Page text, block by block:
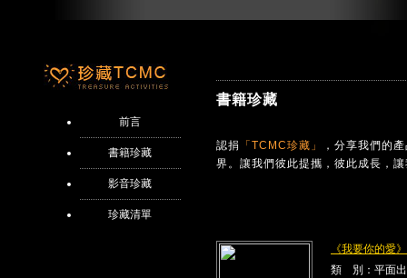
前言
書籍珍藏
影音珍藏
珍藏清單
書籍珍藏
認捐 「TCMC珍藏」
，分享我們的
界。讓我們彼此提攜，彼此成長，
《我要你的愛
類 別：平面